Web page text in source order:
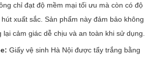
chỉ đạt độ mềm mại tối ưu mà còn có độ
xuất sắc. Sản phẩm này đảm bảo không
cảm giác dễ chịu và an toàn khi sử dụng.
Giấy vệ sinh Hà Nội được tẩy trắng bằng